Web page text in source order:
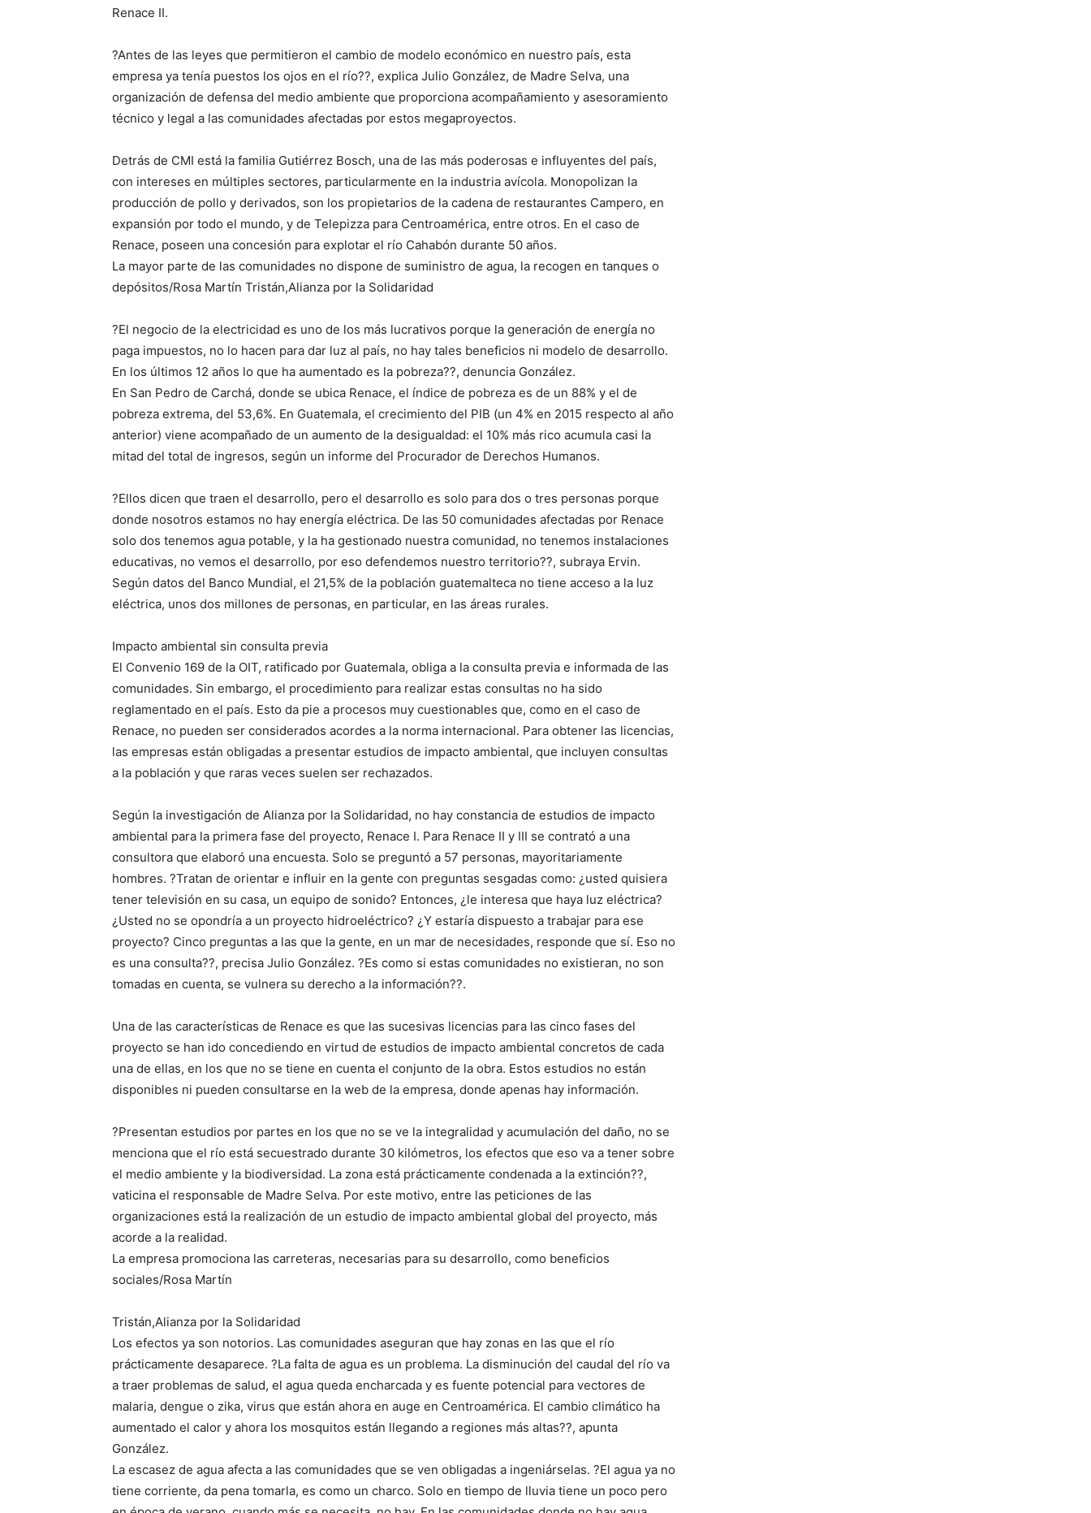
Renace II.
?Antes de las leyes que permitieron el cambio de modelo económico en nuestro país, esta
empresa ya tenía puestos los ojos en el río??, explica Julio González, de Madre Selva, una
organización de defensa del medio ambiente que proporciona acompañamiento y asesoramiento
técnico y legal a las comunidades afectadas por estos megaproyectos.
Detrás de CMI está la familia Gutiérrez Bosch, una de las más poderosas e influyentes del país,
con intereses en múltiples sectores, particularmente en la industria avícola. Monopolizan la
producción de pollo y derivados, son los propietarios de la cadena de restaurantes Campero, en
expansión por todo el mundo, y de Telepizza para Centroamérica, entre otros. En el caso de
Renace, poseen una concesión para explotar el río Cahabón durante 50 años.
La mayor parte de las comunidades no dispone de suministro de agua, la recogen en tanques o
depósitos/Rosa Martín Tristán,Alianza por la Solidaridad
?El negocio de la electricidad es uno de los más lucrativos porque la generación de energía no
paga impuestos, no lo hacen para dar luz al país, no hay tales beneficios ni modelo de desarrollo.
En los últimos 12 años lo que ha aumentado es la pobreza??, denuncia González.
En San Pedro de Carchá, donde se ubica Renace, el índice de pobreza es de un 88% y el de
pobreza extrema, del 53,6%. En Guatemala, el crecimiento del PIB (un 4% en 2015 respecto al año
anterior) viene acompañado de un aumento de la desigualdad: el 10% más rico acumula casi la
mitad del total de ingresos, según un informe del Procurador de Derechos Humanos.
?Ellos dicen que traen el desarrollo, pero el desarrollo es solo para dos o tres personas porque
donde nosotros estamos no hay energía eléctrica. De las 50 comunidades afectadas por Renace
solo dos tenemos agua potable, y la ha gestionado nuestra comunidad, no tenemos instalaciones
educativas, no vemos el desarrollo, por eso defendemos nuestro territorio??, subraya Ervin.
Según datos del Banco Mundial, el 21,5% de la población guatemalteca no tiene acceso a la luz
eléctrica, unos dos millones de personas, en particular, en las áreas rurales.
Impacto ambiental sin consulta previa
El Convenio 169 de la OIT, ratificado por Guatemala, obliga a la consulta previa e informada de las
comunidades. Sin embargo, el procedimiento para realizar estas consultas no ha sido
reglamentado en el país. Esto da pie a procesos muy cuestionables que, como en el caso de
Renace, no pueden ser considerados acordes a la norma internacional. Para obtener las licencias,
las empresas están obligadas a presentar estudios de impacto ambiental, que incluyen consultas
a la población y que raras veces suelen ser rechazados.
Según la investigación de Alianza por la Solidaridad, no hay constancia de estudios de impacto
ambiental para la primera fase del proyecto, Renace I. Para Renace II y III se contrató a una
consultora que elaboró una encuesta. Solo se preguntó a 57 personas, mayoritariamente
hombres. ?Tratan de orientar e influir en la gente con preguntas sesgadas como: ¿usted quisiera
tener televisión en su casa, un equipo de sonido? Entonces, ¿le interesa que haya luz eléctrica?
¿Usted no se opondría a un proyecto hidroeléctrico? ¿Y estaría dispuesto a trabajar para ese
proyecto? Cinco preguntas a las que la gente, en un mar de necesidades, responde que sí. Eso no
es una consulta??, precisa Julio González. ?Es como si estas comunidades no existieran, no son
tomadas en cuenta, se vulnera su derecho a la información??.
Una de las características de Renace es que las sucesivas licencias para las cinco fases del
proyecto se han ido concediendo en virtud de estudios de impacto ambiental concretos de cada
una de ellas, en los que no se tiene en cuenta el conjunto de la obra. Estos estudios no están
disponibles ni pueden consultarse en la web de la empresa, donde apenas hay información.
?Presentan estudios por partes en los que no se ve la integralidad y acumulación del daño, no se
menciona que el río está secuestrado durante 30 kilómetros, los efectos que eso va a tener sobre
el medio ambiente y la biodiversidad. La zona está prácticamente condenada a la extinción??,
vaticina el responsable de Madre Selva. Por este motivo, entre las peticiones de las
organizaciones está la realización de un estudio de impacto ambiental global del proyecto, más
acorde a la realidad.
La empresa promociona las carreteras, necesarias para su desarrollo, como beneficios
sociales/Rosa Martín
Tristán,Alianza por la Solidaridad
Los efectos ya son notorios. Las comunidades aseguran que hay zonas en las que el río
prácticamente desaparece. ?La falta de agua es un problema. La disminución del caudal del río va
a traer problemas de salud, el agua queda encharcada y es fuente potencial para vectores de
malaria, dengue o zika, virus que están ahora en auge en Centroamérica. El cambio climático ha
aumentado el calor y ahora los mosquitos están llegando a regiones más altas??, apunta
González.
La escasez de agua afecta a las comunidades que se ven obligadas a ingeniárselas. ?El agua ya no
tiene corriente, da pena tomarla, es como un charco. Solo en tiempo de lluvia tiene un poco pero